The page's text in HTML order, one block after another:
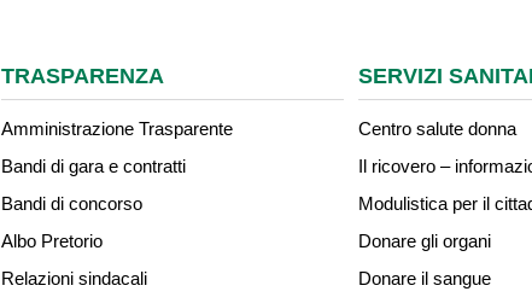
TRASPARENZA
Amministrazione Trasparente
Bandi di gara e contratti
Bandi di concorso
Albo Pretorio
Relazioni sindacali
SERVIZI
Centro salute donna
Il ricovero –
Modulistica per il
Donare gli organi
Donare il sangue